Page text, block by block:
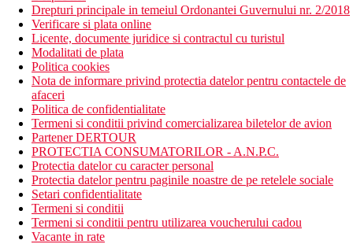
Drepturi principale in temeiul Ordonantei Guvernului nr. 2/2018
Verificare si plata online
Licente, documente juridice si contractul cu turistul
Modalitati de plata
Politica cookies
Nota de informare privind protectia datelor pentru contactele de
afaceri
Politica de confidentialitate
Termeni si conditii privind comercializarea biletelor de avion
Partener DERTOUR
PROTECTIA CONSUMATORILOR - A.N.P.C.
Protectia datelor cu caracter personal
Protectia datelor pentru paginile noastre de pe retelele sociale
Setari confidentialitate
Termeni si conditii
Termeni si conditii pentru utilizarea voucherului cadou
Vacante in rate